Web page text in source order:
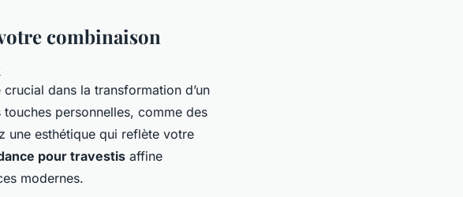
combinaison
dans la transformation d’un
touches personnelles, comme des
une esthétique qui reflète votre
pour travestis affine
modernes.